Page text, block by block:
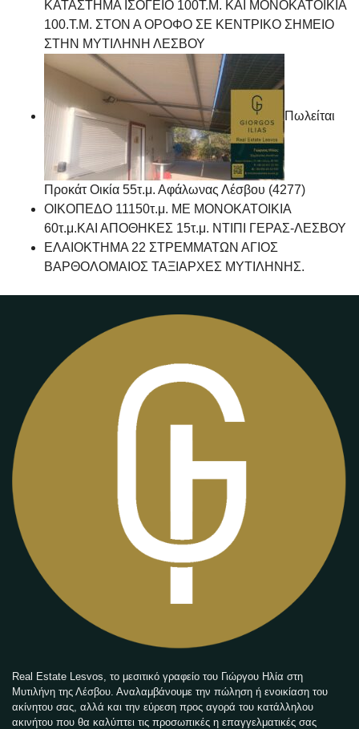
ΚΑΤΑΣΤΗΜΑ ΙΣΟΓΕΙΟ 100Τ.Μ. ΚΑΙ ΜΟΝΟΚΑΤΟΙΚΙΑ
100.Τ.Μ. ΣΤΟΝ Α ΟΡΟΦΟ ΣΕ ΚΕΝΤΡΙΚΟ ΣΗΜΕΙΟ
ΣΤΗΝ ΜΥΤΙΛΗΝΗ ΛΕΣΒΟΥ
Πωλείται
Προκάτ Οικία 55τ.μ. Αφάλωνας Λέσβου (4277)
ΟΙΚΟΠΕΔΟ 11150τ.μ. ΜΕ ΜΟΝΟΚΑΤΟΙΚΙΑ
60τ.μ.ΚΑΙ ΑΠΟΘΗΚΕΣ 15τ.μ. ΝΤΙΠΙ ΓΕΡΑΣ-ΛΕΣΒΟΥ
ΕΛΑΙΟΚΤΗΜΑ 22 ΣΤΡΕΜΜΑΤΩΝ ΑΓΙΟΣ
ΒΑΡΘΟΛΟΜΑΙΟΣ ΤΑΞΙΑΡΧΕΣ ΜΥΤΙΛΗΝΗΣ.
Real Estate Lesvos, το μεσιτικό γραφείο του Γιώργου Ηλία στη
Μυτιλήνη της Λέσβου. Αναλαμβάνουμε την πώληση ή ενοικίαση του
ακίνητου σας, αλλά και την εύρεση προς αγορά του κατάλληλου
ακινήτου που θα καλύπτει τις προσωπικές η επαγγελματικές σας